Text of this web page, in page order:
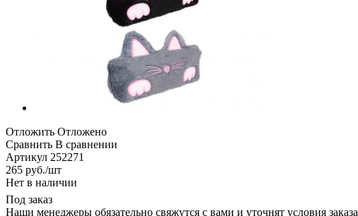
Отложить Отложено
Сравнить В сравнении
Артикул 252271
265 руб./шт
Нет в наличии
Под заказ
Наши менеджеры обязательно свяжутся с вами и уточнят условия заказа